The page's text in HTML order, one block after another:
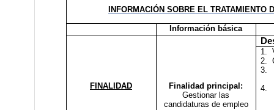
INFORMACIÓN SOBRE EL
Información básica
FINALIDAD
Finalidad principal:
Gestionar las
candidaturas de empleo
1.
2.
3.
4.